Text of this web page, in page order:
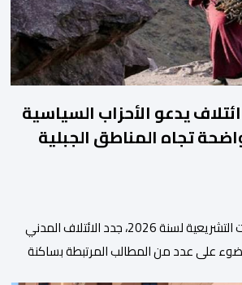
2026 .. ائتلاف يدعو الأحزاب السياسية
تجاه المناطق الجبلية
مع اقتراب الاستحقاقات التشريعية لسنة 2026، جدد الائتلاف المدني
على عدد من المطالب المرتبطة بساكنة